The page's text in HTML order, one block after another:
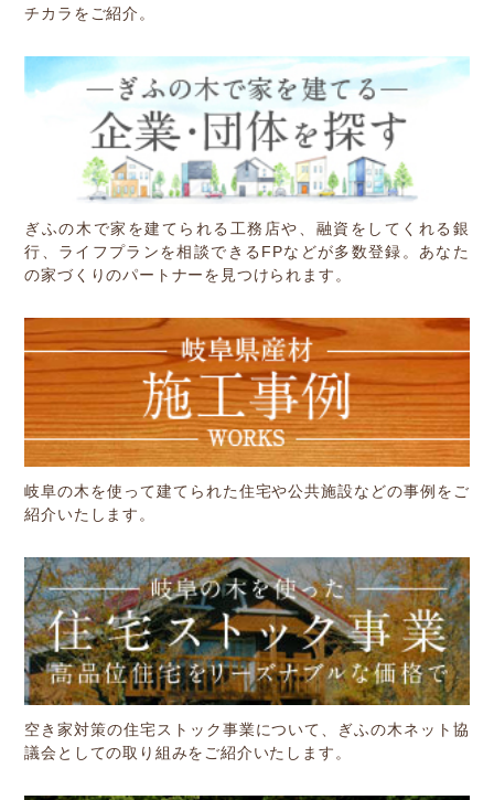
Other
お問い合わせ
チカラをご紹介。
ぎふの木で家を建てられる工務店や、融資をしてくれる銀
行、ライフプランを相談できるFPなどが多数登録。あなた
の家づくりのパートナーを見つけられます。
岐阜の木を使って建てられた住宅や公共施設などの事例をご
紹介いたします。
空き家対策の住宅ストック事業について、ぎふの木ネット協
議会としての取り組みをご紹介いたします。